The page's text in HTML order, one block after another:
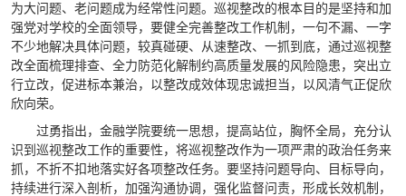
为大问题、老问题成为经常性问题。巡视整改的根本目的是坚持和加
强党对学校的全面领导，要健全完善整改工作机制，一句不漏、一字
不少地解决具体问题，较真碰硬、从速整改、一抓到底，通过巡视整
改全面梳理排查、全力防范化解制约高质量发展的风险隐患，突出立
行立改，促进标本兼治，以整改成效体现忠诚担当，以风清气正促欣
欣向荣。
过勇指出，金融学院要统一思想，提高站位，胸怀全局，充分认
识到巡视整改工作的重要性，将巡视整改作为一项严肃的政治任务来
抓，不折不扣地落实好各项整改任务。要坚持问题导向、目标导向，
持续进行深入剖析，加强沟通协调，强化监督问责，形成长效机制，